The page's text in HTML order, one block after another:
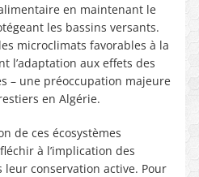
en maintenant le
les bassins versants.
microclimats favorables à la
l’adaptation aux effets des
– une préoccupation majeure
en Algérie.
de ces écosystèmes
à l’implication des
conservation active. Pour